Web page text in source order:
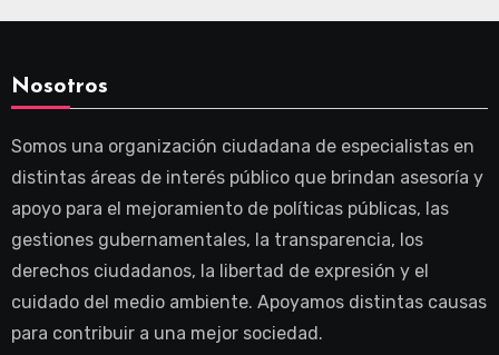
Nosotros
Somos una organización ciudadana de especialistas en
distintas áreas de interés público que brindan asesoría y
apoyo para el mejoramiento de políticas públicas, las
gestiones gubernamentales, la transparencia, los
derechos ciudadanos, la libertad de expresión y el
cuidado del medio ambiente. Apoyamos distintas causas
para contribuir a una mejor sociedad.